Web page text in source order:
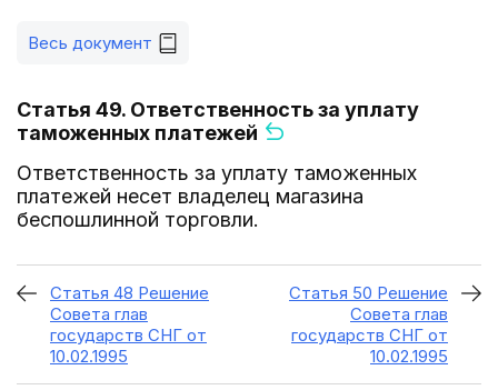
Весь документ
Статья 49. Ответственность за уплату
таможенных платежей
Ответственность за уплату таможенных
платежей несет владелец магазина
беспошлинной торговли.
Статья 48 Решение
Совета глав
государств СНГ от
10.02.1995
Статья 50 Решение
Совета глав
государств СНГ от
10.02.1995